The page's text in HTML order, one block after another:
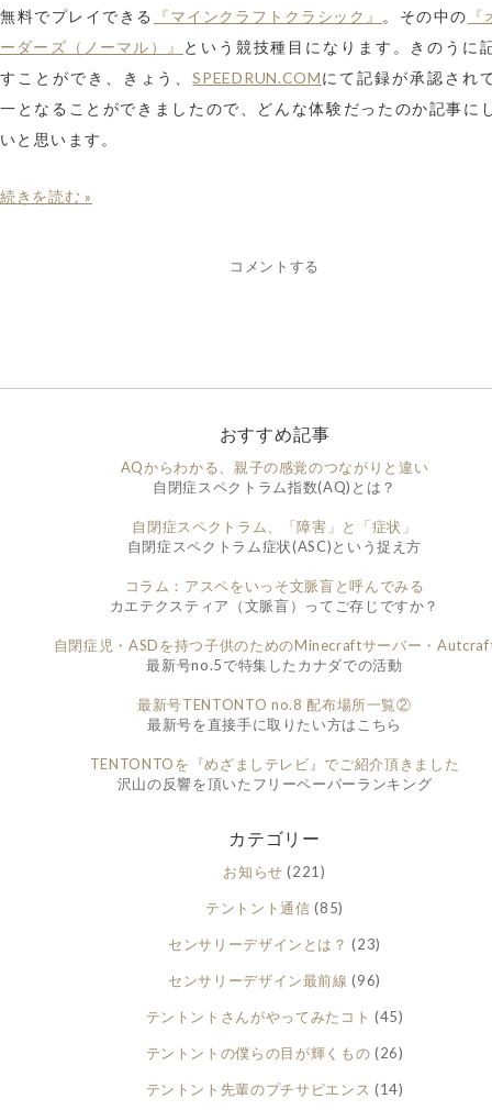
無料でプレイできる
『マインクラフトクラシック』 。その中の
ーダーズ（ノーマル）』
という競技種目になります。きのうに
すことができ、きょう、SPEEDRUN.COMにて記録が承認され
一となることができましたので、どんな体験だったのか記事に
いと思います。
続きを読む »
コメントする
おすすめ記事
AQからわかる、親子の感覚のつながりと違い
自閉症スペクトラム指数(AQ)とは？
自閉症スペクトラム、「障害」と「症状」
自閉症スペクトラム症状(ASC)という捉え方
コラム：アスペをいっそ文脈盲と呼んでみる
カエテクスティア（文脈盲）ってご存じですか？
自閉症児・ASDを持つ子供のためのMinecraftサーバー・
最新号no.5で特集したカナダでの活動
最新号TENTONTO no.8 配布場所一覧②
最新号を直接手に取りたい方はこちら
TENTONTOを『めざましテレビ』でご紹介頂きました
沢山の反響を頂いたフリーペーパーランキング
カテゴリー
お知らせ (221)
テントント通信 (85)
センサリーデザインとは？ (23)
センサリーデザイン最前線 (96)
テントントさんがやってみたコト (45)
テントントの僕らの目が輝くもの (26)
テントント先輩のプチサピエンス (14)